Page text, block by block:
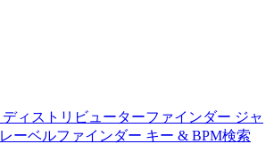
ディストリビューターファインダー ジャ
レーベルファインダー キー & BPM検索